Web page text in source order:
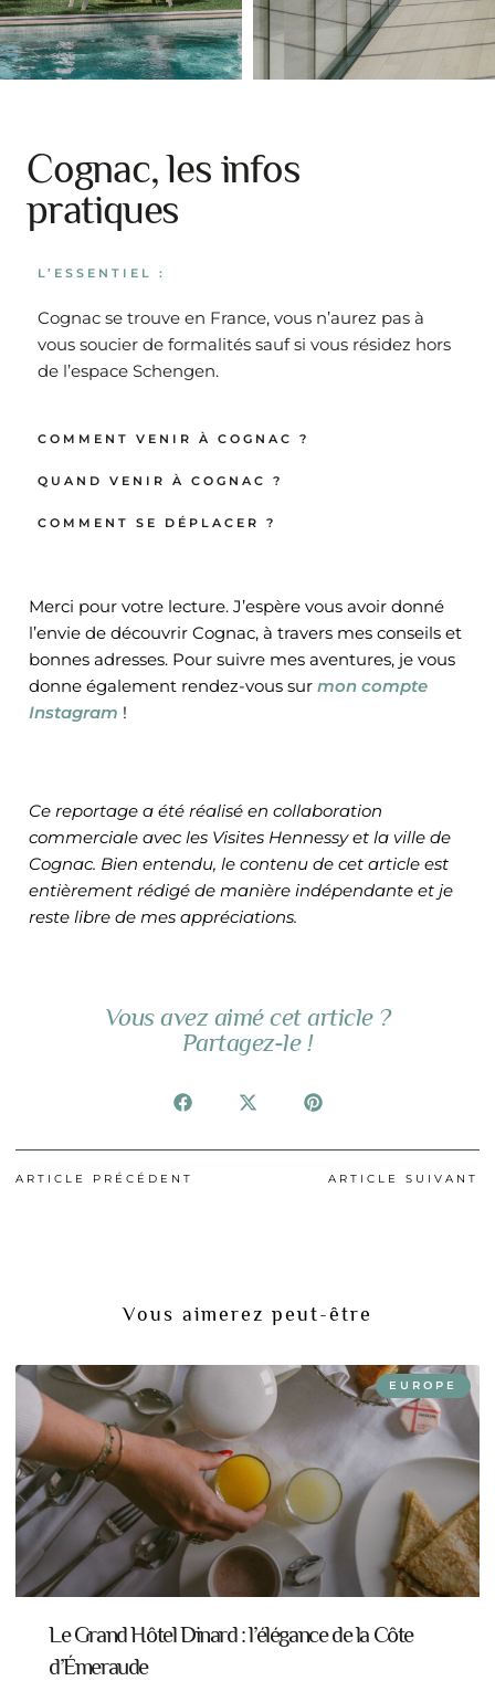
Cognac, les infos
pratiques
L’ESSENTIEL :
Cognac se trouve en France, vous n’aurez pas à
vous soucier de formalités sauf si vous résidez hors
de l’espace Schengen.
COMMENT VENIR À COGNAC ?
QUAND VENIR À COGNAC ?
COMMENT SE DÉPLACER ?
Merci pour votre lecture. J’espère vous avoir donné
l’envie de découvrir Cognac, à travers mes conseils et
bonnes adresses. Pour suivre mes aventures, je vous
donne également rendez-vous sur mon compte
Instagram !
Ce reportage a été réalisé en collaboration
commerciale avec les Visites Hennessy et la ville de
Cognac. Bien entendu, le contenu de cet article est
entièrement rédigé de manière indépendante et je
reste libre de mes appréciations.
Vous avez aimé cet article ?
Partagez-le !
ARTICLE PRÉCÉDENT ARTICLE SUIVANT
Vous aimerez peut-être
EUROPE
Le Grand Hôtel Dinard : l’élégance de la Côte
d’Émeraude